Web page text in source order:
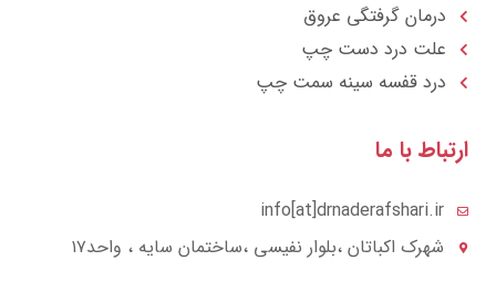
درمان گرفتگی عروق
علت درد دست چپ
درد قفسه سينه سمت چپ
با ما
info[at]drnaderafshari.ir
شهرک اکباتان ،بلوار نفیسی ،ساختمان سایه ، واحد۱۷